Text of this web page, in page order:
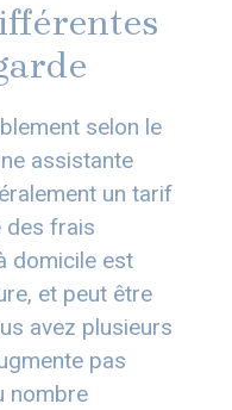
selon le
assistante
un tarif
des frais
domicile est
et peut être
avez plusieurs
pas
nombre